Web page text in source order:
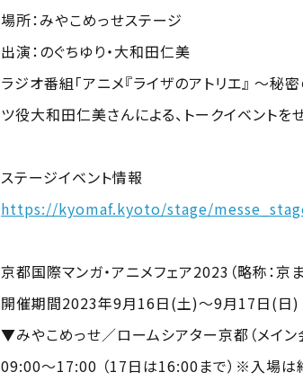
場所：みやこめっせステージ
出演：のぐちゆり・大和田仁美
ラジオ番組「アニメ『ライザのアトリエ』 ～秘
ツ役大和田仁美さんによる、トークイベントを
ステージイベント情報
https://kyomaf.kyoto/stage/
京都国際マンガ・アニメフェア2023（略称：京ま
開催期間2023年9月16日(土)〜9月17日(日)
▼みやこめっせ／ロームシアター京都（メイン
09:00～17:00 （17日は16:00まで）※入場は